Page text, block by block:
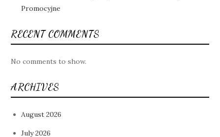
Promocyjne
RECENT COMMENTS
No comments to show.
ARCHIVES
August 2026
July 2026